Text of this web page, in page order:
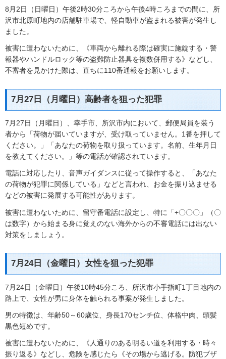
8月2日（日曜日）午後2時30分ころから午後4時ころまでの間に、所
沢市北原町地内の店舗駐車場で、軽自動車が盗まれる被害が発生し
ました。
被害に遭わないために、《車両から離れる際は確実に施錠する・警
報器やハンドルロック等の盗難防止器具を複数併用する》などし、
不審者を見かけた際は、直ちに110番通報をお願いします。
7月27日（月曜日）高齢者を狙った犯罪
7月27日（月曜日）、幸手市、所沢市内において、郵便局員を装う
者から「荷物が届いていますが、受け取っていません。1番を押して
ください。」「あなたの荷物を取り扱っています。名前、生年月日
を教えてください。」等の電話が確認されています。
電話に対応したり、音声ガイダンスに従って操作すると、「あなた
の荷物が犯罪に関係している」などと言われ、お金を振り込ませる
などの被害に発展する可能性があります。
被害に遭わないために、留守番電話に設定し、特に「+〇〇〇」（〇
は数字）から始まる身に覚えのない海外からの不審電話には出ない
対策をしましょう。
7月24日（金曜日）女性を狙った犯罪
7月24日（金曜日）午後10時45分ころ、所沢市小手指町1丁目地内の
路上で、女性が男に身体を触られる事案が発生しました。
男の特徴は、年齢50～60歳位、身長170センチ位、体格中肉、頭髪
黒色短めです。
被害に遭わないために、《人通りのある明るい道を利用する・時々
振り返る》などし、危険を感じたら《その場から逃げる。防犯ブザ